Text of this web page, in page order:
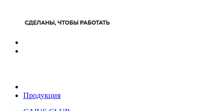
Продукция